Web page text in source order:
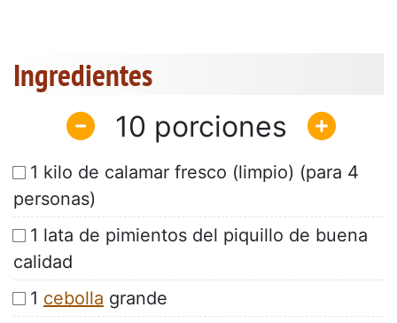
Ingredientes
10
1 kilo de calamar fresco (limpio) (para 4
personas)
1 lata de pimientos del piquillo de buena
calidad
1 cebolla grande